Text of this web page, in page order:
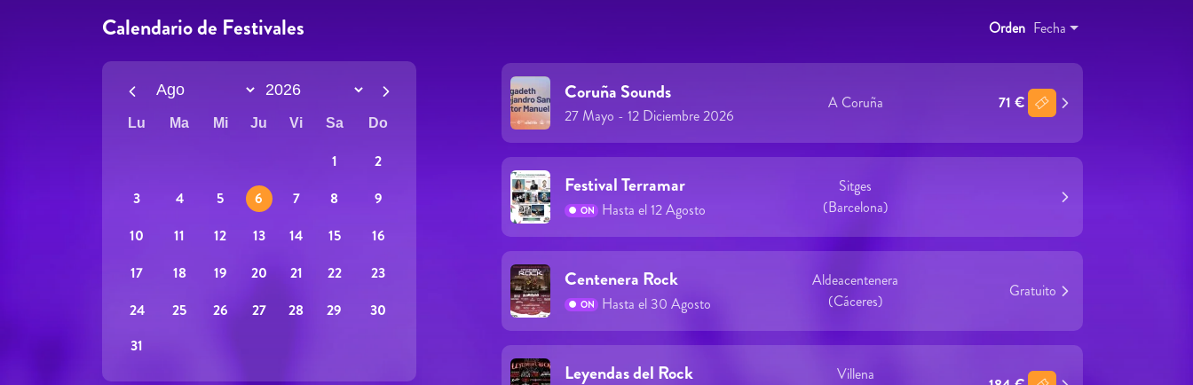
Calendario de Festivales
Lu Ma Mi Ju Vi Sa Do
1
2
3
4 5 6 7 8
9
10
11 12 13 14 15
16
17
18 19 20 21 22
23
24
25 26 27 28 29
30
31
Orden Fecha
27 Mayo - 12 Diciembre 2026
Coruña Sounds A Coruña 71 €
ON Hasta el 12 Agosto
Festival Terramar
Sitges
(Barcelona)
ON Hasta el 30 Agosto
Centenera Rock
Aldeacentenera
(Cáceres)
Gratuito
Leyendas del Rock
Villena